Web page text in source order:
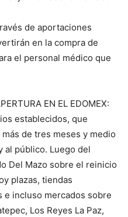
de aportaciones
en la compra de
el personal médico que
EN EL EDOMEX:
establecidos, que
de tres meses y medio
al público. Luego del
Del Mazo sobre el reinicio
plazas, tiendas
e incluso mercados sobre
Los Reyes La Paz,